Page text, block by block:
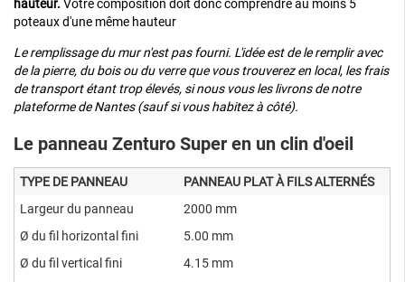
hauteur. Votre composition doit donc comprendre au moins 5
poteaux d'une même hauteur
Le remplissage du mur n'est pas fourni. L'idée est de le remplir avec
de la pierre, du bois ou du verre que vous trouverez en local, les frais
de transport étant trop élevés, si nous vous les livrons de notre
plateforme de Nantes (sauf si vous habitez à côté).
Le panneau Zenturo Super en un clin d'oeil
TYPE DE PANNEAU
PANNEAU PLAT À FILS ALTERNÉS
Largeur du panneau
2000 mm
Ø du fil horizontal fini
5.00 mm
Ø du fil vertical fini
4.15 mm